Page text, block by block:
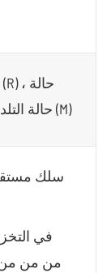
العمل البارد (Y) ، حالة التلدين (M)